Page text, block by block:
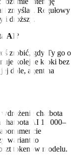
zmyślać. Regułowy
i droższy.
AI?
zrobić, gdy Ty go o
kolejne kroki bez
dole, agent na
chatbota
chatbota AI 11 000–
wariant to
tokenów modelu.